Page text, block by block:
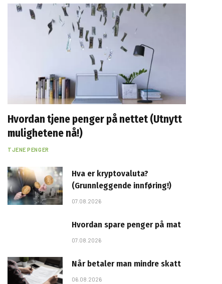
Hvordan tjene penger på nettet (Utnytt
mulighetene nå!)
TJENE PENGER
Hva er kryptovaluta?
(Grunnleggende innføring!)
07.08.2026
Hvordan spare penger på mat
07.08.2026
Når betaler man mindre skatt
06.08.2026